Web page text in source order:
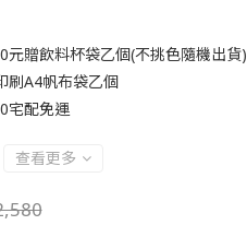
元贈飲料杯袋乙個(不挑色隨機出貨)
刷A4帆布袋乙個
宅配免運
查看更多